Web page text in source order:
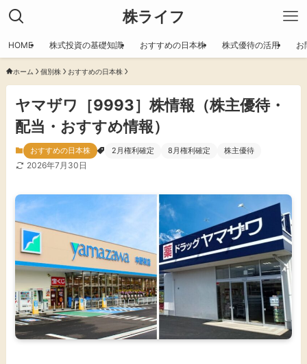
株ライフ
HOME 株式投資の基礎知識 おすすめの日本株 株式優待の活用 お
ホーム 個別株 おすすめの日本株
ヤマザワ［9993］株情報（株主優待・
配当・おすすめ情報）
おすすめの日本株 2月権利確定 8月権利確定 株主優待
2026年7月30日